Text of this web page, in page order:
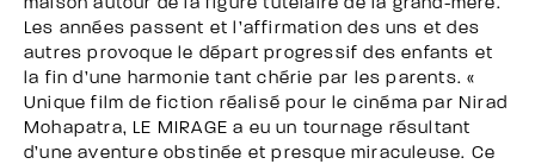
maison autour de la figure tutélaire de la grand-mère.
Les années passent et l’affirmation des uns et des
autres provoque le départ progressif des enfants et
la fin d’une harmonie tant chérie par les parents. «
Unique film de fiction réalisé pour le cinéma par Nirad
Mohapatra, LE MIRAGE a eu un tournage résultant
d’une aventure obstinée et presque miraculeuse. Ce